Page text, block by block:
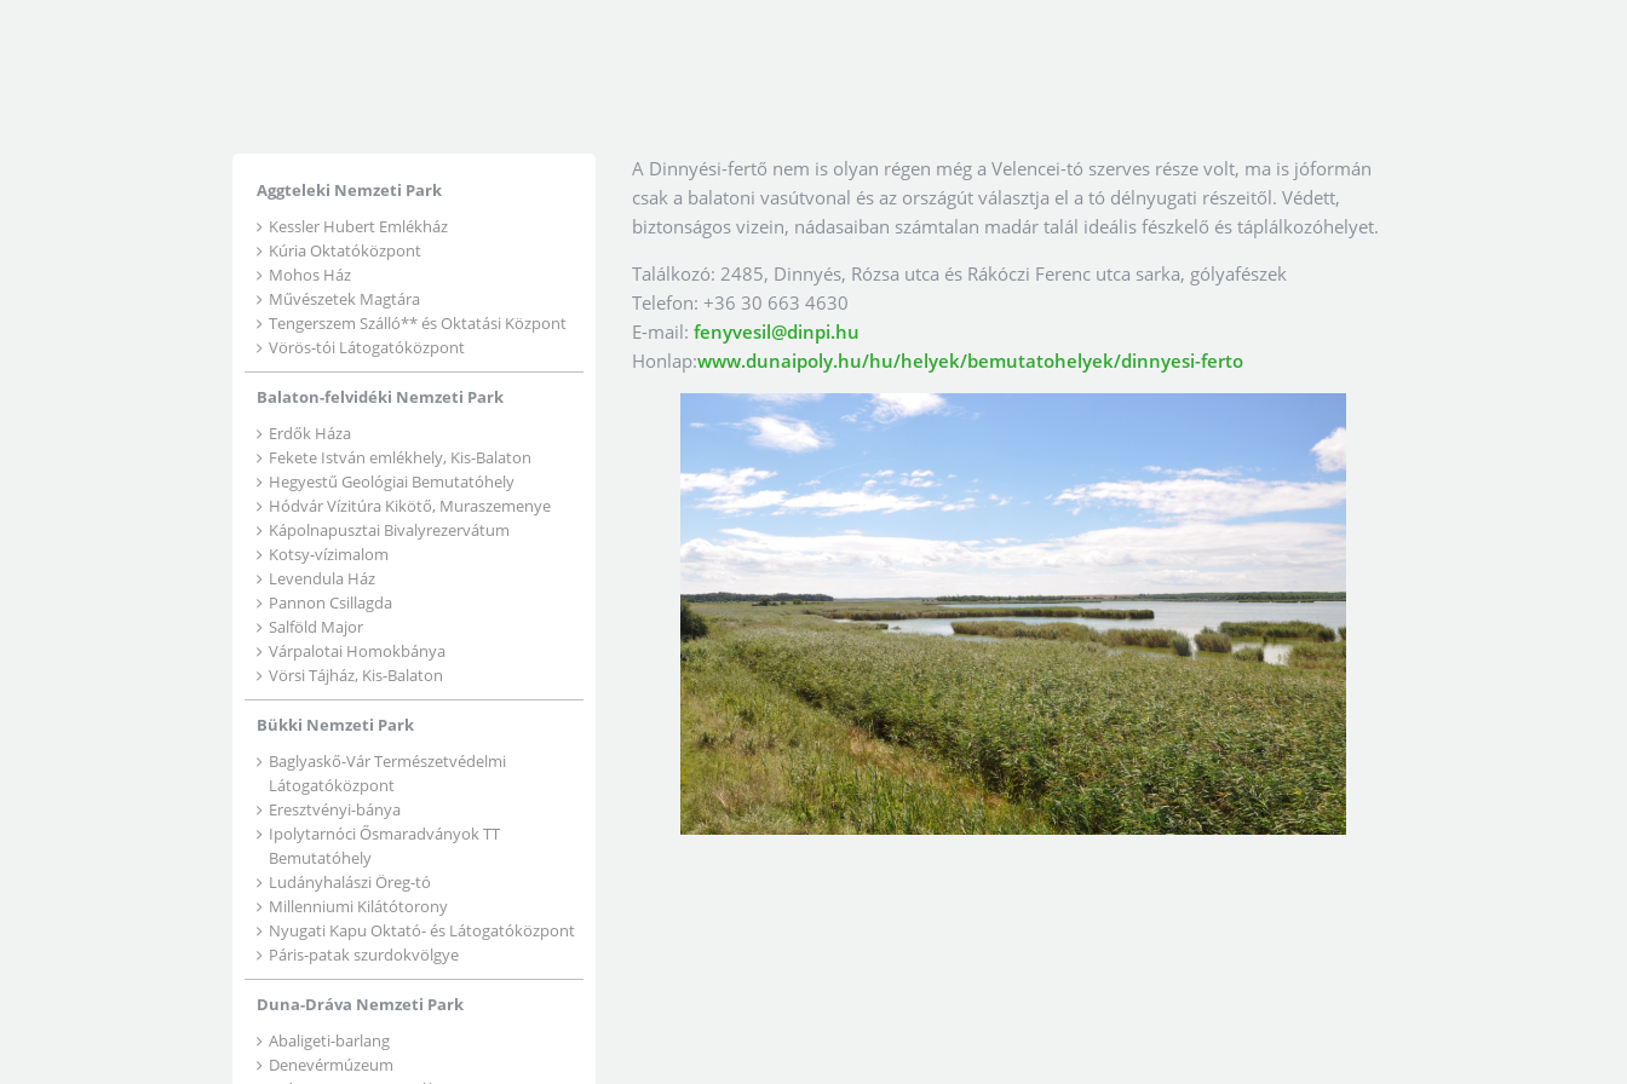
Aggteleki Nemzeti Park
Kessler Hubert Emlékház
Kúria Oktatóközpont
Mohos Ház
Művészetek Magtára
Tengerszem Szálló** és Oktatási Központ
Vörös-tói Látogatóközpont
Balaton-felvidéki Nemzeti Park
Erdők Háza
Fekete István emlékhely, Kis-Balaton
Hegyestű Geológiai Bemutatóhely
Hódvár Vízitúra Kikötő, Muraszemenye
Kápolnapusztai Bivalyrezervátum
Kotsy-vízimalom
Levendula Ház
Pannon Csillagda
Salföld Major
Várpalotai Homokbánya
Vörsi Tájház, Kis-Balaton
Bükki Nemzeti Park
Baglyaskő-Vár Természetvédelmi
Látogatóközpont
Eresztvényi-bánya
Ipolytarnóci Ősmaradványok TT
Bemutatóhely
Ludányhalászi Öreg-tó
Millenniumi Kilátótorony
Nyugati Kapu Oktató- és Látogatóközpont
Páris-patak szurdokvölgye
Duna-Dráva Nemzeti Park
Abaligeti-barlang
Denevérmúzeum
A Dinnyési-fertő nem is olyan régen még a Velencei-tó szerves része volt, ma is jóformán
csak a balatoni vasútvonal és az országút választja el a tó délnyugati részeitől. Védett,
biztonságos vizein, nádasaiban számtalan madár talál ideális fészkelő és táplálkozóhelyet.
Találkozó: 2485, Dinnyés, Rózsa utca és Rákóczi Ferenc utca sarka, gólyafészek
Telefon: +36 30 663 4630
E-mail: fenyvesil@dinpi.hu
Honlap:www.dunaipoly.hu/hu/helyek/bemutatohelyek/dinnyesi-ferto